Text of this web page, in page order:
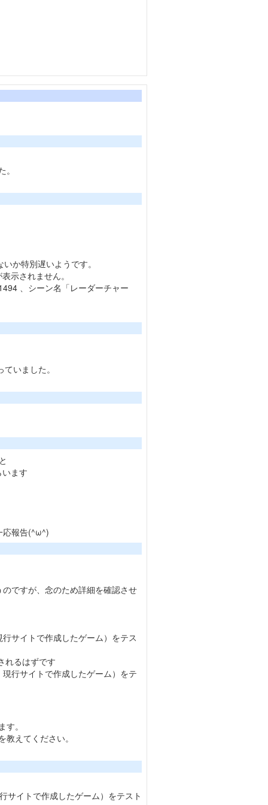
か特別遅いようです。
示されません。
、シーン名「レーダーチャー
いました。
ます
応報告(^ω^)
ですが、念のため詳細を確認させ
サイトで作成したゲーム）をテス
れるはずです
行サイトで作成したゲーム）をテ
。
えてください。
サイトで作成したゲーム）をテスト